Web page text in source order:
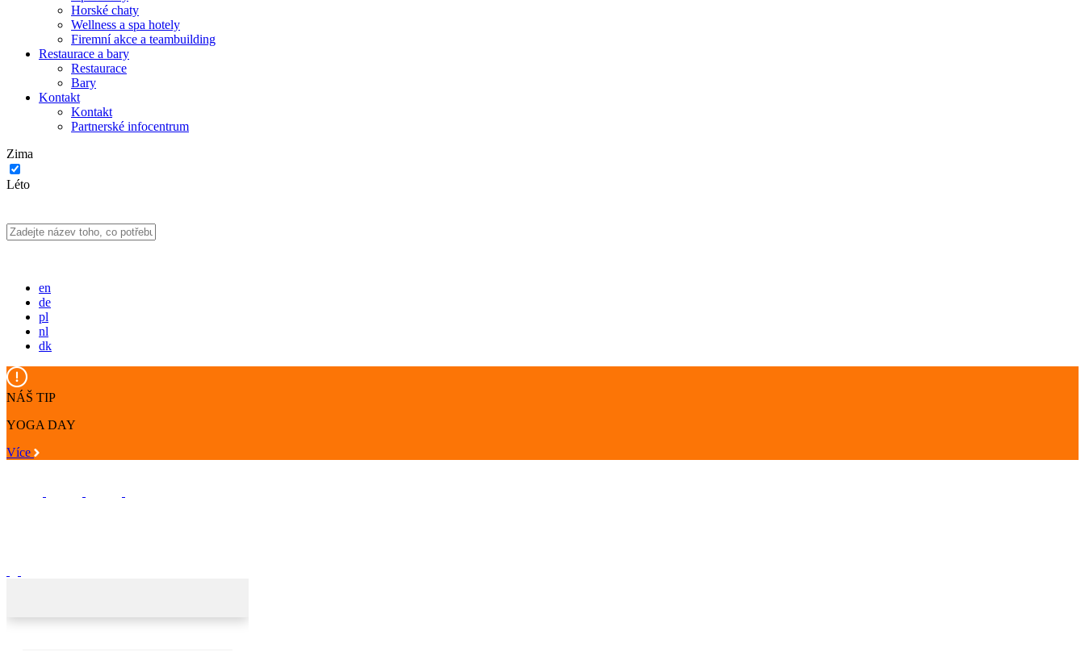
Horské chaty
Wellness a spa hotely
Firemní akce a teambuilding
Restaurace a bary
Restaurace
Bary
Kontakt
Kontakt
Partnerské infocentrum
Zima
Léto
en
de
pl
nl
dk
NÁŠ TIP
YOGA DAY
Více